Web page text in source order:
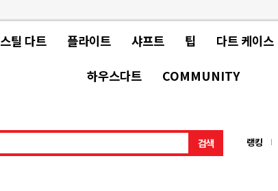
스틸 다트 플라이트 샤프트 팁 다트 케이스
하우스다트 COMMUNITY
랭킹